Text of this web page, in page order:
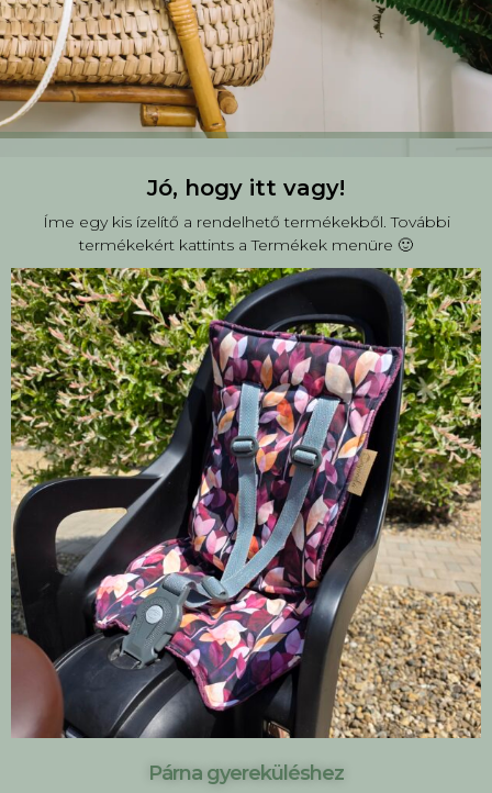
Jó, hogy itt vagy!
Íme egy kis ízelítő a rendelhető termékekből. További
termékekért kattints a Termékek menüre 🙂
Párna gyereküléshez